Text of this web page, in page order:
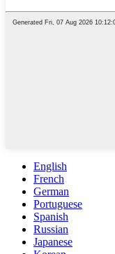
English
French
German
Portuguese
Spanish
Russian
Japanese